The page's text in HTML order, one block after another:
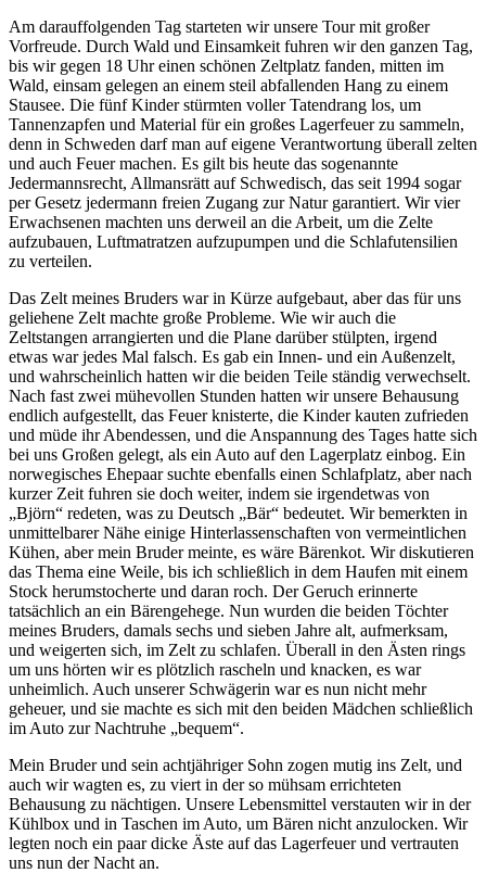
Am darauffolgenden Tag starteten wir unsere Tour mit großer
Vorfreude. Durch Wald und Einsamkeit fuhren wir den ganzen Tag,
bis wir gegen 18 Uhr einen schönen Zeltplatz fanden, mitten im
Wald, einsam gelegen an einem steil abfallenden Hang zu einem
Stausee. Die fünf Kinder stürmten voller Tatendrang los, um
Tannenzapfen und Material für ein großes Lagerfeuer zu sammeln,
denn in Schweden darf man auf eigene Verantwortung überall zelten
und auch Feuer machen. Es gilt bis heute das sogenannte
Jedermannsrecht, Allmansrätt auf Schwedisch, das seit 1994 sogar
per Gesetz jedermann freien Zugang zur Natur garantiert. Wir vier
Erwachsenen machten uns derweil an die Arbeit, um die Zelte
aufzubauen, Luftmatratzen aufzupumpen und die Schlafutensilien
zu verteilen.
Das Zelt meines Bruders war in Kürze aufgebaut, aber das für uns
geliehene Zelt machte große Probleme. Wie wir auch die
Zeltstangen arrangierten und die Plane darüber stülpten, irgend
etwas war jedes Mal falsch. Es gab ein Innen- und ein Außenzelt,
und wahrscheinlich hatten wir die beiden Teile ständig verwechselt.
Nach fast zwei mühevollen Stunden hatten wir unsere Behausung
endlich aufgestellt, das Feuer knisterte, die Kinder kauten zufrieden
und müde ihr Abendessen, und die Anspannung des Tages hatte sich
bei uns Großen gelegt, als ein Auto auf den Lagerplatz einbog. Ein
norwegisches Ehepaar suchte ebenfalls einen Schlafplatz, aber nach
kurzer Zeit fuhren sie doch weiter, indem sie irgendetwas von
Björn
redeten, was zu Deutsch Bär
bedeutet. Wir bemerkten in
unmittelbarer Nähe einige Hinterlassenschaften von vermeintlichen
Kühen, aber mein Bruder meinte, es wäre Bärenkot. Wir diskutieren
das Thema eine Weile, bis ich schließlich in dem Haufen mit einem
Stock herumstocherte und daran roch. Der Geruch erinnerte
tatsächlich an ein Bärengehege. Nun wurden die beiden Töchter
meines Bruders, damals sechs und sieben Jahre alt, aufmerksam,
und weigerten sich, im Zelt zu schlafen. Überall in den Ästen rings
um uns hörten wir es plötzlich rascheln und knacken, es war
unheimlich. Auch unserer Schwägerin war es nun nicht mehr
geheuer, und sie machte es sich mit den beiden Mädchen schließlich
im Auto zur Nachtruhe
bequem .
Mein Bruder und sein achtjähriger Sohn zogen mutig ins Zelt, und
auch wir wagten es, zu viert in der so mühsam errichteten
Behausung zu nächtigen. Unsere Lebensmittel verstauten wir in der
Kühlbox und in Taschen im Auto, um Bären nicht anzulocken. Wir
legten noch ein paar dicke Äste auf das Lagerfeuer und vertrauten
uns nun der Nacht an.